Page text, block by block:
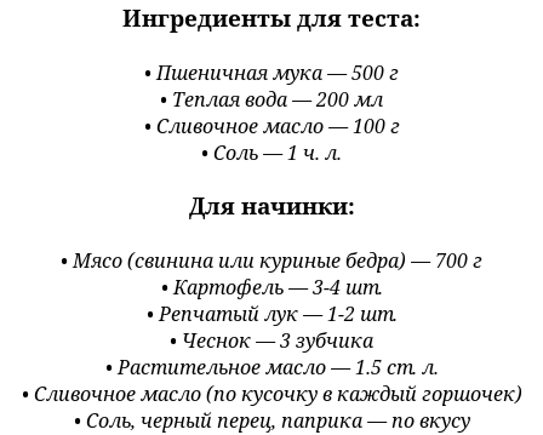
Ингредиенты для теста:
• Пшеничная мука — 500 г
• Теплая вода — 200 мл
• Сливочное масло — 100 г
• Соль — 1 ч. л.
Для начинки:
• Мясо (свинина или куриные бедра) — 700 г
• Картофель — 3-4 шт.
• Репчатый лук — 1-2 шт.
• Чеснок — 3 зубчика
• Растительное масло — 1.5 ст. л.
• Сливочное масло (по кусочку в каждый горшочек)
• Соль, черный перец, паприка — по вкусу